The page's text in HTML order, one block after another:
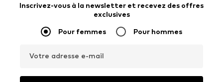
Inscrivez-vous à la newsletter et recevez des offres
exclusives
Pour femmes Pour hommes
Votre adresse e-mail